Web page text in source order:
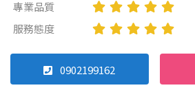
專業品質
服務態度
0902199162